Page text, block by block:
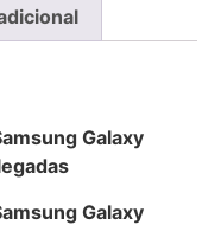
Galaxy
Galaxy